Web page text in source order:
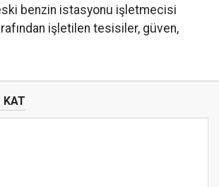
benzin istasyonu işletmecisi
işletilen tesisiler, güven,
KAT